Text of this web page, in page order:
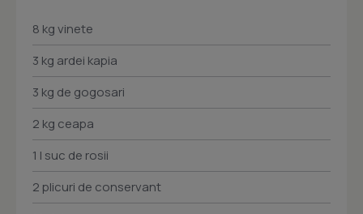
8 kg vinete
3 kg ardei kapia
3 kg de gogosari
2 kg ceapa
1 l suc de rosii
2 plicuri de conservant